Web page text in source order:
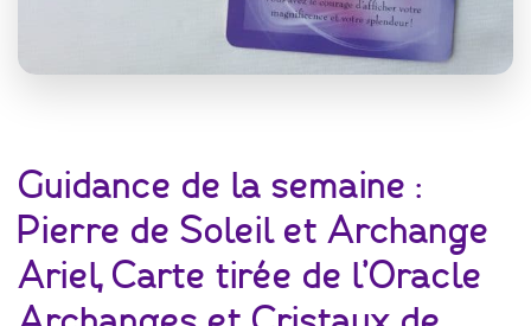
Guidance de la semaine :
Pierre de Soleil et Archange
Ariel, Carte tirée de l’Oracle